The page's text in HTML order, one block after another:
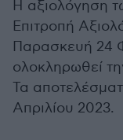
Η αξιολόγηση
Επιτροπή
Παρασκευή 24
ολοκληρωθεί
Τα
Απριλίου 2023.